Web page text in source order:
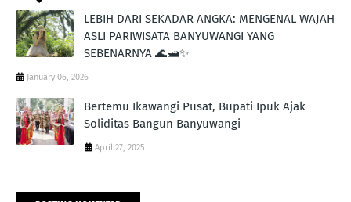
LEBIH DARI SEKADAR ANGKA: MENGENAL WAJAH
ASLI PARIWISATA BANYUWANGI YANG
SEBENARNYA 🌊🛥️✨
January 06, 2026
Bertemu Ikawangi Pusat, Bupati Ipuk Ajak
Soliditas Bangun Banyuwangi
April 27, 2025